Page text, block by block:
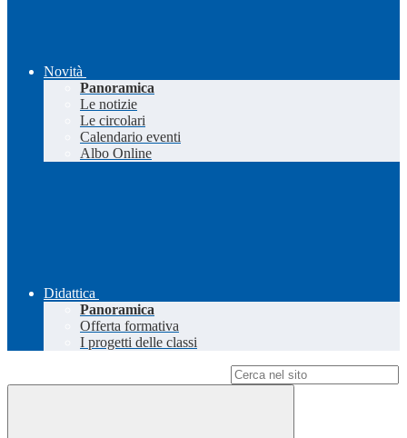
Novità
Panoramica
Le notizie
Le circolari
Calendario eventi
Albo Online
Didattica
Panoramica
Offerta formativa
I progetti delle classi